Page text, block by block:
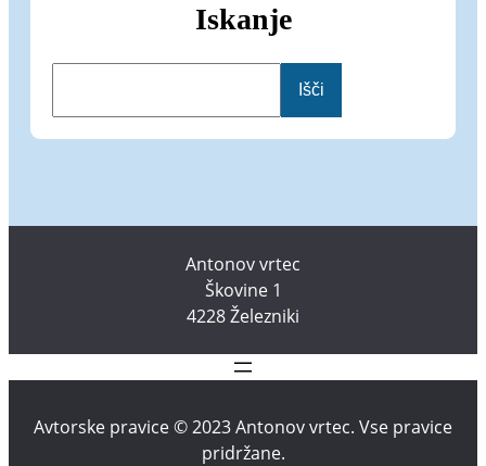
Iskanje
Išči
Antonov vrtec
Škovine 1
4228 Železniki
Avtorske pravice © 2023 Antonov vrtec. Vse pravice
pridržane.